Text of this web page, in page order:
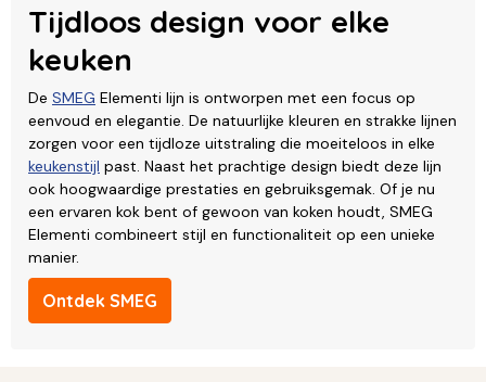
Tijdloos design voor elke
keuken
De SMEG Elementi lijn is ontworpen met een focus op
eenvoud en elegantie. De natuurlijke kleuren en strakke lijnen
zorgen voor een tijdloze uitstraling die moeiteloos in elke
keukenstijl past. Naast het prachtige design biedt deze lijn
ook hoogwaardige prestaties en gebruiksgemak. Of je nu
een ervaren kok bent of gewoon van koken houdt, SMEG
Elementi combineert stijl en functionaliteit op een unieke
manier.
Ontdek SMEG